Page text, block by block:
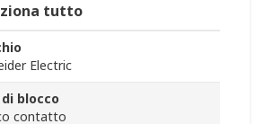
tutto
Electric
blocco
contatto